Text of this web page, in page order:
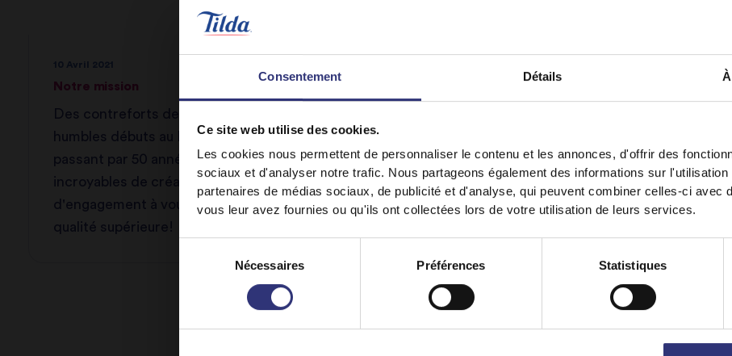
Consentement Détails
Ce site web utilise des cookies.
Les cookies nous permettent de personnaliser le contenu et les annonces, d'offrir des
sociaux et d'analyser notre trafic. Nous partageons également des informations sur
partenaires de médias sociaux, de publicité et d'analyse, qui peuvent combiner celles-ci avec
vous leur avez fournies ou qu'ils ont collectées lors de votre utilisation de leurs services.
consentement
Nécessaires Préférences Statistiques
Notre mission
Des contreforts de l'Himalaya aux
humbles débuts au Royaume-Uni, en
passant par 50 années incroyables
incroyables de création, de partage et
d'engagement à vous offrir un riz de
qualité supérieure!